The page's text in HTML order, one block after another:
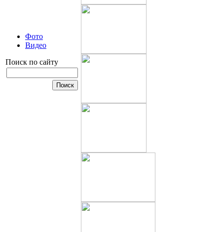
Фото
Видео
Поиск по сайту